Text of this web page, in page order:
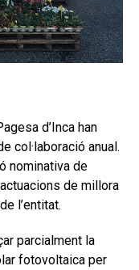
d’Inca han
col·laboració anual.
nominativa de
de millora
l’entitat.
parcialment la
fotovoltaica per